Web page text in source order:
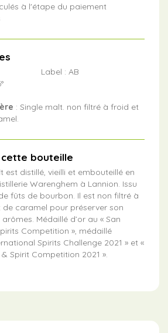
à l'étape du paiement
Label : AB
: Single malt. non filtré à froid et
bouteille
est distillé, vieilli et embouteillé en
Warenghem à Lannion. Issu
fûts de bourbon. Il est non filtré à
caramel pour préserver son
Médaillé d’or au « San
Competition », médaillé
Spirits Challenge 2021 » et «
Spirit Competition 2021 ».